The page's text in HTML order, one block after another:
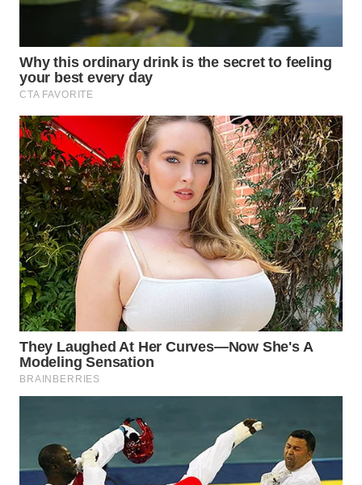
TIMUR
WN
WN
SOLO
WN
BOROBUDUR
WN
MADURA
WN
SURABAYA
WN
WN
BINTAN